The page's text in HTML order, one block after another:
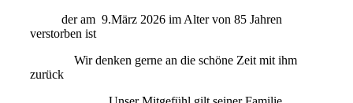
der am 9.März 2026 im Alter von 85 Jahren
verstorben ist
Wir denken gerne an die schöne Zeit mit ihm
zurück